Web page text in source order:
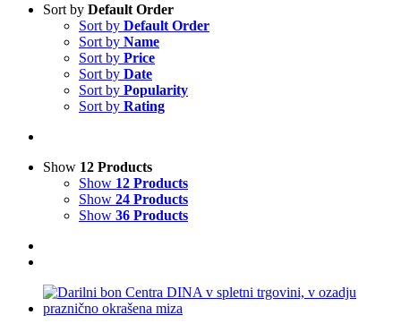
Sort by Default Order
Sort by Default Order
Sort by Name
Sort by Price
Sort by Date
Sort by Popularity
Sort by Rating
Show 12 Products
Show 12 Products
Show 24 Products
Show 36 Products